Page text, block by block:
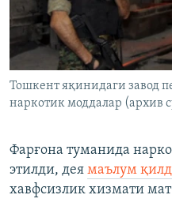
Тошкент яқинидаги завод
наркотик моддалар (архив
Фарғона туманида
этилди, дея маълум
хавфсизлик хизмати